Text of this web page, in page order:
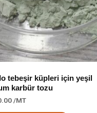
tebeşir küpleri için yeşil
karbür tozu
/MT